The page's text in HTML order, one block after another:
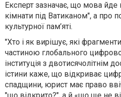
Експерт зазначає, що мова
кімнати під Ватиканом", а про
культурної пам’яті.
"Хто і як вирішує, які
частиною глобального
інституція з двотисячолітнім
істини каже, що відкриває
спадщини, юрист має право